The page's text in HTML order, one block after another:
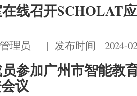
线召开SCHOLAT
管理员 | 发布时间 2024-
参加广州市智能教
议